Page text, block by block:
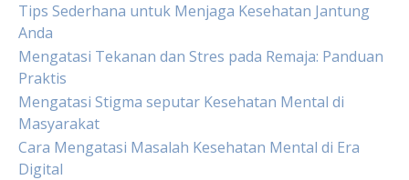
Tips Sederhana untuk Menjaga Kesehatan Jantung
Anda
Mengatasi Tekanan dan Stres pada Remaja: Panduan
Praktis
Mengatasi Stigma seputar Kesehatan Mental di
Masyarakat
Cara Mengatasi Masalah Kesehatan Mental di Era
Digital